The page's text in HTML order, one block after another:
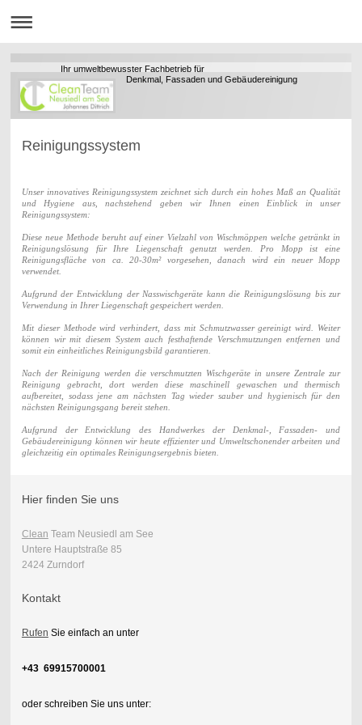
Ihr umweltbewusster Fachbetrieb für
Denkmal, Fassaden und Gebäudereinigung
Reinigungssystem
Unser innovatives Reinigungssystem zeichnet sich durch ein hohes Maß an Qualität
und Hygiene aus, nachstehend geben wir Ihnen einen Einblick in unser
Reinigungssystem:
Diese neue Methode beruht auf einer Vielzahl von Wischmöppen welche getränkt in
Reinigungslösung für Ihre Liegenschaft genutzt werden. Pro Mopp ist eine
Reinigungsfläche von ca. 20-30m² vorgesehen, danach wird ein neuer Mopp
verwendet.
Aufgrund der Entwicklung der Nasswischgeräte kann die Reinigungslösung bis zur
Verwendung in Ihrer Liegenschaft gespeichert werden.
Mit dieser Methode wird verhindert, dass mit Schmutzwasser gereinigt wird. Weiter
können wir mit diesem System auch festhaftende Verschmutzungen entfernen und
somit ein einheitliches Reinigungsbild garantieren.
Nach der Reinigung werden die verschmutzten Wischgeräte in unsere Zentrale zur
Reinigung gebracht, dort werden diese maschinell gewaschen und thermisch
aufbereitet, sodass jene am nächsten Tag wieder sauber und hygienisch für den
nächsten Reinigungsgang bereit stehen.
Aufgrund der Entwicklung des Handwerkes der Denkmal-, Fassaden- und
Gebäudereinigung können wir heute effizienter und Umweltschonender arbeiten und
gleichzeitig ein optimales Reinigungsergebnis bieten.
Hier finden Sie uns
Clean Team Neusiedl am See
Untere Hauptstraße 85
2424 Zurndorf
Kontakt
Rufen Sie einfach an unter
+43 69915700001
oder schreiben Sie uns unter: